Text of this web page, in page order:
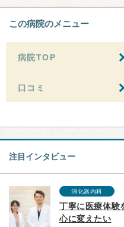
この病院のメニュー
病院TOP
口コミ
注目インタビュー
消化器内科
丁寧に医療体験
心に変えたい